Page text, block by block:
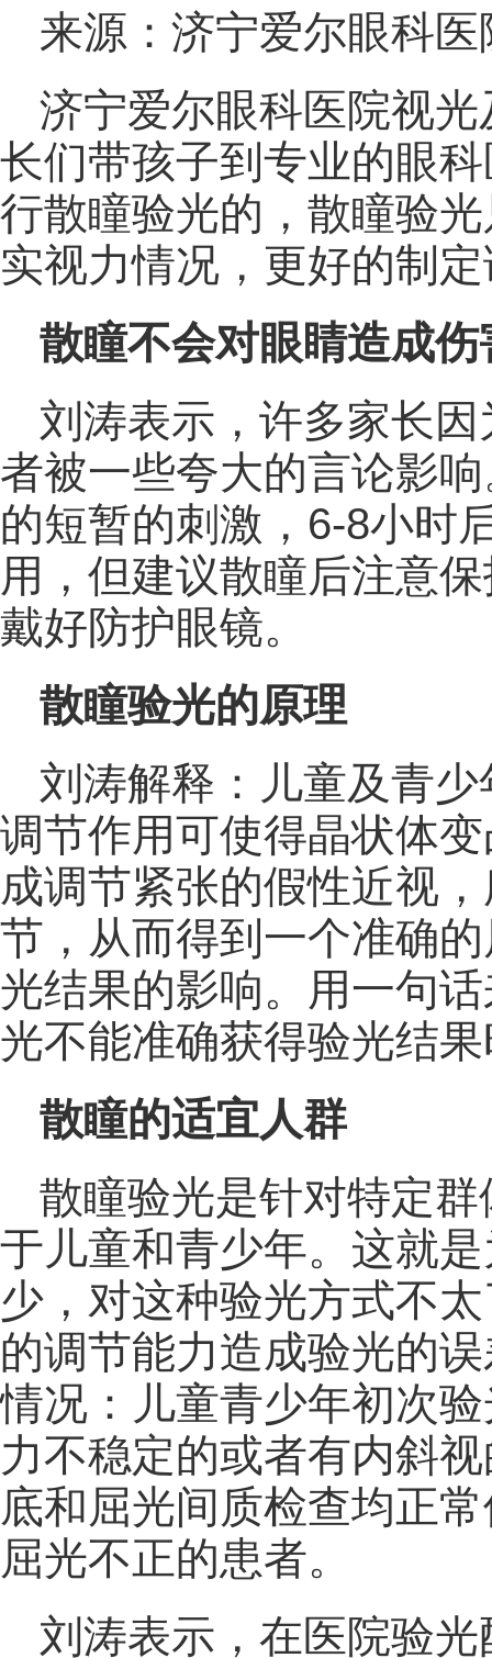
来源：济宁爱尔眼科医
济宁爱尔眼科医院视
长们带孩子到专业的眼
行散瞳验光的，散瞳验
实视力情况，更好的制
散瞳不会对眼睛造成伤
刘涛表示，许多家长
者被一些夸大的言论影
的短暂的刺激，6-8小时
用，但建议散瞳后注意
戴好防护眼镜。
散瞳验光的原理
刘涛解释：儿童及青
调节作用可使得晶状体
成调节紧张的假性近视
节，从而得到一个准确
光结果的影响。用一句
光不能准确获得验光结
散瞳的适宜人群
散瞳验光是针对特定
于儿童和青少年。这就
少，对这种验光方式不
的调节能力造成验光的
情况：儿童青少年初次
力不稳定的或者有内斜
底和屈光间质检查均正
屈光不正的患者。
刘涛表示，在医院验